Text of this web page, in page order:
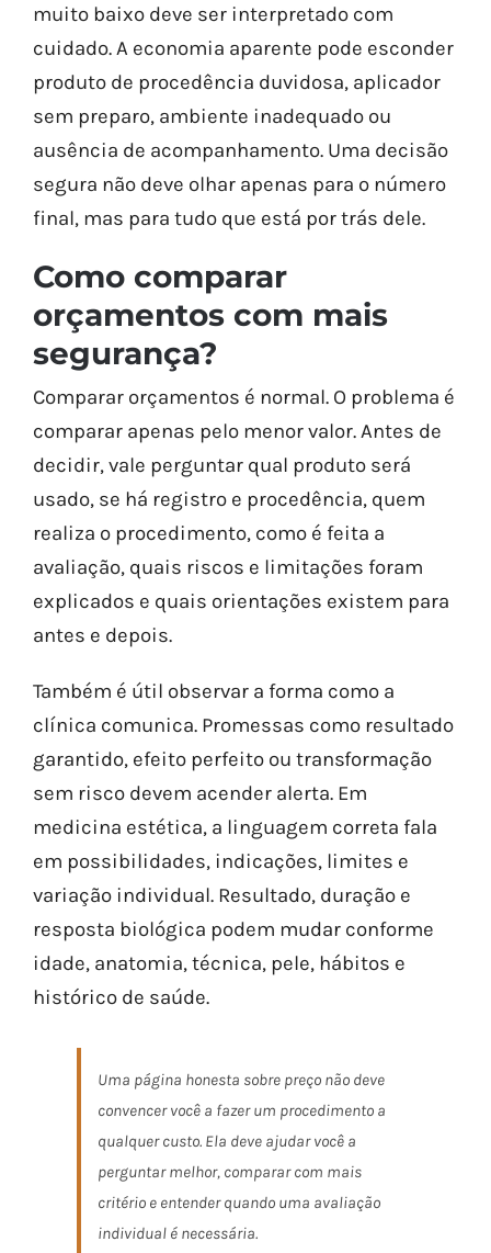
muito baixo deve ser interpretado com
cuidado. A economia aparente pode esconder
produto de procedência duvidosa, aplicador
sem preparo, ambiente inadequado ou
ausência de acompanhamento. Uma decisão
segura não deve olhar apenas para o número
final, mas para tudo que está por trás dele.
Como comparar
orçamentos com mais
segurança?
Comparar orçamentos é normal. O problema é
comparar apenas pelo menor valor. Antes de
decidir, vale perguntar qual produto será
usado, se há registro e procedência, quem
realiza o procedimento, como é feita a
avaliação, quais riscos e limitações foram
explicados e quais orientações existem para
antes e depois.
Também é útil observar a forma como a
clínica comunica. Promessas como resultado
garantido, efeito perfeito ou transformação
sem risco devem acender alerta. Em
medicina estética, a linguagem correta fala
em possibilidades, indicações, limites e
variação individual. Resultado, duração e
resposta biológica podem mudar conforme
idade, anatomia, técnica, pele, hábitos e
histórico de saúde.
Uma página honesta sobre preço não deve
convencer você a fazer um procedimento a
qualquer custo. Ela deve ajudar você a
perguntar melhor, comparar com mais
critério e entender quando uma avaliação
individual é necessária.